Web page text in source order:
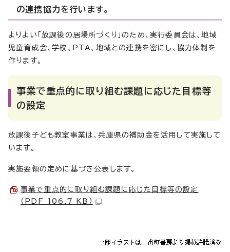
の連携協力を行います。
よりよい「放課後の居場所づくり」のため、実行委員会は、地域
児童育成会、学校、PTA、地域との連携を密にし、協力体制を
作ります。
事業で重点的に取り組む課題に応じた目標等
の設定
放課後子ども教室事業は、兵庫県の補助金を活用して実施して
います。
実施要領の定めに基づき公表します。
事業で重点的に取り組む課題に応じた目標等の設定
（PDF 106.7 KB）